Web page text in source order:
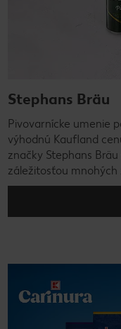
Stephans Bräu
Pivovarnícke umenie
výhodnú Kaufland
značky Stephans
záležitosťou mnohých